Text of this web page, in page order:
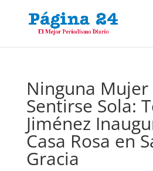
Ninguna Mujer
Sentirse Sola:
Jiménez
Casa Rosa en
Gracia